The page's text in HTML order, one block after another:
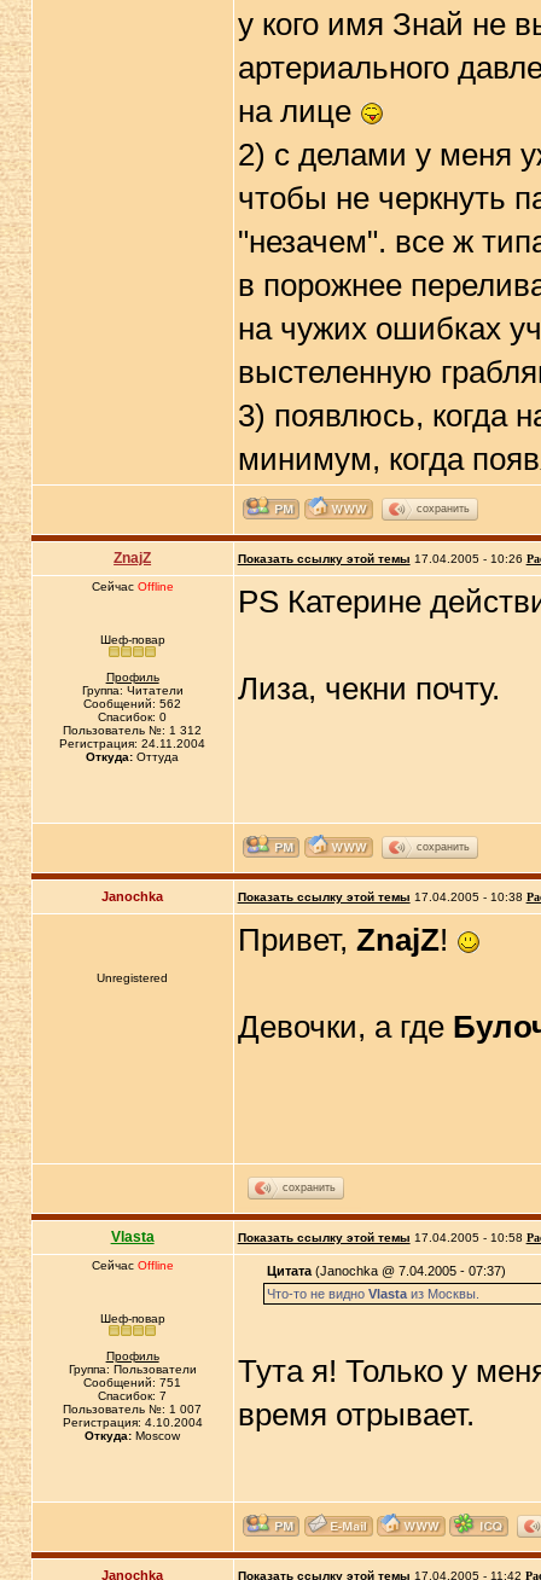
у кого имя Знай не
артериального
на лице
2) с делами у меня
чтобы не черкнуть
"незачем". все ж
в порожнее
на чужих ошибках
выстеленную
3) появлюсь, когда
минимум, когда
сохранить
ZnajZ Показать ссылку этой темы 17.04.2005 - 10:26
Сейчас Offline
Шеф-повар
Профиль
Группа: Читатели
Сообщений: 562
Спасибок: 0
Пользователь №: 1 312
Регистрация: 24.11.2004
Откуда: Оттуда
PS Катерине
Лиза, чекни почту.
сохранить
Janochka Показать ссылку этой темы 17.04.2005 - 10:38
Unregistered
Привет, ZnajZ!
Девочки, а где
сохранить
Vlasta Показать ссылку этой темы 17.04.2005 - 10:58
Сейчас Offline
Шеф-повар
Профиль
Группа: Пользователи
Сообщений: 751
Спасибок: 7
Пользователь №: 1 007
Регистрация: 4.10.2004
Откуда: Moscow
Цитата(Janochka @ 7.04.2005 - 07:37)
Что-то не видно Vlastaиз Москвы.
Тута я! Только у
время отрывает.
Janochka Показать ссылку этой темы 17.04.2005 - 11:42